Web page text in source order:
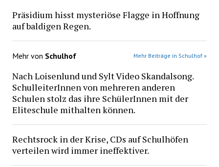
Präsidium hisst mysteriöse Flagge in Hoffnung
auf baldigen Regen.
Mehr von Schulhof Mehr Beiträge in Schulhof »
Nach Loisenlund und Sylt Video Skandalsong.
SchulleiterInnen von mehreren anderen
Schulen stolz das ihre SchülerInnen mit der
Eliteschule mithalten können.
Rechtsrock in der Krise, CDs auf Schulhöfen
verteilen wird immer ineffektiver.